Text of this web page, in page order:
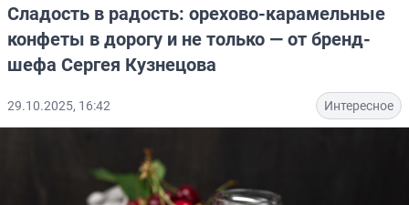
Сладость в радость: орехово-карамельные
конфеты в дорогу и не только — от бренд-
шефа Сергея Кузнецова
29.10.2025, 16:42 Интересное